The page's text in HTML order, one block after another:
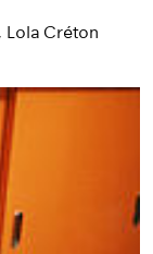
Lola Créton